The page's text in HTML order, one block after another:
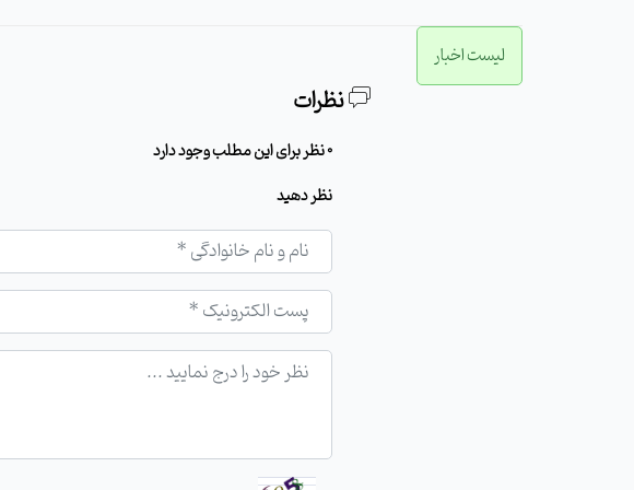
لیست اخبار
نظرات
0 نظر برای این مطلب وجود دارد
نظر دهید